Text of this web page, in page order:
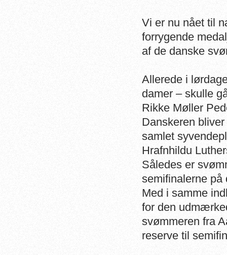
Vi er nu nået til
forrygende
af de danske
Allerede i
damer – skulle
Rikke Møller
Danskeren
samlet
Hrafnhildu
Således er
semifinalerne på
Med i samme
for den
svømmeren fra
reserve til